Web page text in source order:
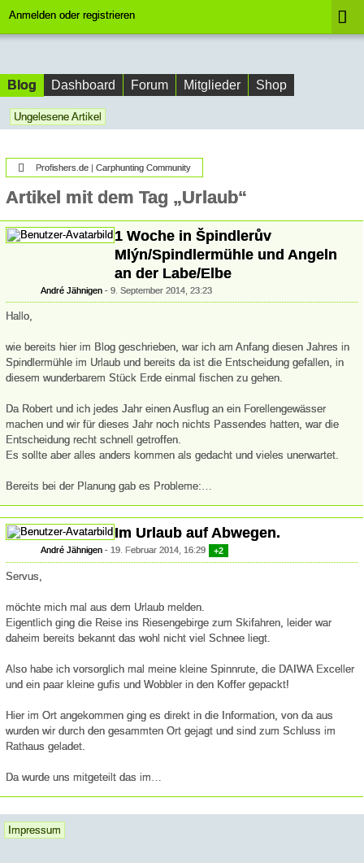
Anmelden oder registrieren
Blog Dashboard Forum Mitglieder Shop
Ungelesene Artikel
Profishers.de | Carphunting Community
Artikel mit dem Tag „Urlaub“
1 Woche in Špindlerův
Mlýn/Spindlermühle und Angeln
an der Labe/Elbe
André Jähnigen 9. September 2014, 23:23
Hallo,
wie bereits hier im Blog geschrieben, war ich am Anfang diesen Jahres in
Spindlermühle im Urlaub und bereits da ist die Entscheidung gefallen, in
diesem wunderbarem Stück Erde einmal fischen zu gehen.
Da Robert und ich jedes Jahr einen Ausflug an ein Forellengewässer
machen und wir für dieses Jahr noch nichts Passendes hatten, war die
Entscheidung recht schnell getroffen.
Es sollte aber alles anders kommen als gedacht und vieles unerwartet.
Bereits bei der Planung gab es Probleme:…
Im Urlaub auf Abwegen.
André Jähnigen 19. Februar 2014, 16:29 +2
Servus,
möchte mich mal aus dem Urlaub melden.
Eigentlich ging die Reise ins Riesengebirge zum Skifahren, leider war
daheim bereits bekannt das wohl nicht viel Schnee liegt.
Also habe ich vorsorglich mal meine kleine Spinnrute, die DAIWA Exceller
und ein paar kleine gufis und Wobbler in den Koffer gepackt!
Hier im Ort angekommen ging es direkt in die Information, von da aus
wurden wir durch den gesammten Ort gejagt und sind zum Schluss im
Rathaus geladet.
Da wurde uns mitgeteilt das im…
Impressum